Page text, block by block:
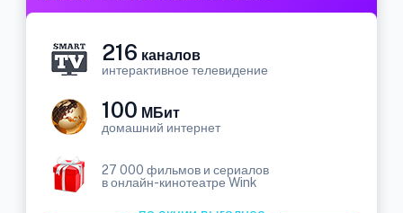
216 каналов
интерактивное телевидение
100 МБит
домашний интернет
27 000 фильмов и сериалов
в онлайн-кинотеатре Wink